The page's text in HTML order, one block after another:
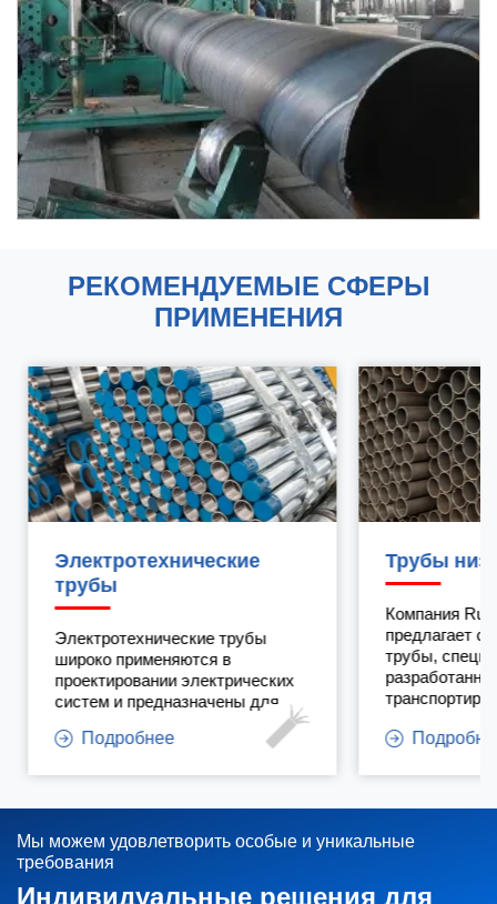
РЕКОМЕНДУЕМЫЕ СФЕРЫ
ПРИМЕНЕНИЯ
Трубы низкого давления
Компания RuiTong Steel
предлагает сварные стальные
трубы, специально
разработанные для
транспортировки жидкостей под
Подробнее
Трубы для
являются
для
благодаря
и
Мы можем удовлетворить особые и уникальные
требования
Индивидуальные решения для